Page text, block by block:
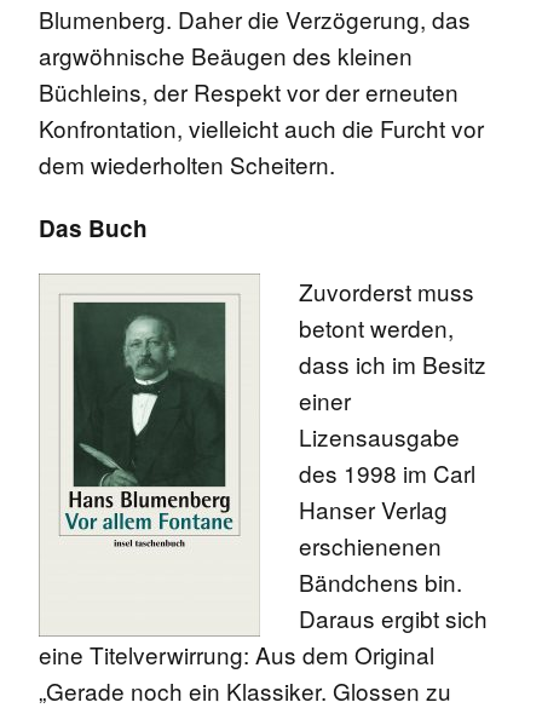
Blumenberg. Daher die Verzögerung, das
argwöhnische Beäugen des kleinen
Büchleins, der Respekt vor der erneuten
Konfrontation, vielleicht auch die Furcht vor
dem wiederholten Scheitern.
Das Buch
Zuvorderst muss
betont werden,
dass ich im Besitz
einer
Lizensausgabe
des 1998 im Carl
Hanser Verlag
erschienenen
Bändchens bin.
Daraus ergibt sich
eine Titelverwirrung: Aus dem Original
„Gerade noch ein Klassiker. Glossen zu